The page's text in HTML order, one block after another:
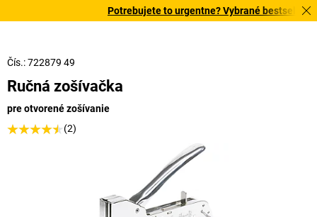
Potrebujete to urgentne? Vybrané bestsellery
Čís.: 722879 49
Ručná zošívačka
pre otvorené zošívanie
(2)